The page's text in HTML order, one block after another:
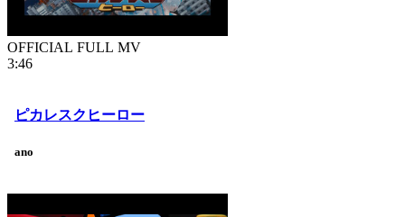
OFFICIAL FULL MV
3:46
ピカレスクヒーロー
ano